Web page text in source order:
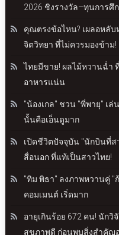
2026 ชิงรางวัล–ทุนการศึ
คุณตรงข้อไหน? เผลอหลับ
จิตวิทยา ที่ไม่ควรมองข้าม!
ไทยมีขาย! ผลไม้หวานฉ่ำ
อาหารแน่น
"น้องเกล" ชวน "พี่พายุ" เล่
นั้นคือเอ็นดูมาก
เปิดชีวิตปัจจุบัน "นักบินที่ส
สื่อนอก ที่แท้เป็นสาวไทย!
"ทิม พิธา" ลงภาพหวานคู่ "
คอมเมนต์ เริ่ดมาก
อายุเกินร้อย 672 คน! นักวิ
สุขภาพดี ก่อนพบสิ่งสำคัญอ